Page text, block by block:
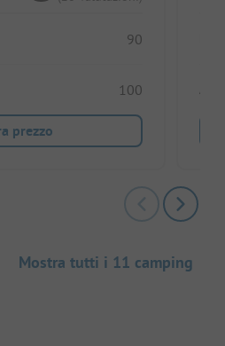
90
100
prezzo
Mostra tutti i 11 camping